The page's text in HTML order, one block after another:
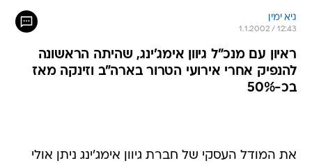
גיא ימין
1.1.2002 / 12:43
ראיון עם מנכ"ל גיוון אימג'ינג, שהיתה הראשונה
להנפיק אחרי אירועי הטרור בארה"ב וזינקה מאז
בכ-50%
את המודל העסקי של חברת גיוון אימג'ינג ניתן אולי